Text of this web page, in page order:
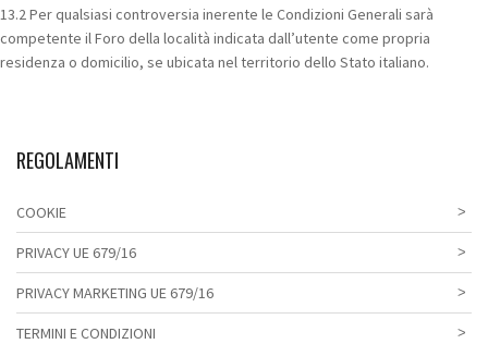
13.2 Per qualsiasi controversia inerente le Condizioni Generali sarà
competente il Foro della località indicata dall’utente come propria
residenza o domicilio, se ubicata nel territorio dello Stato italiano.
REGOLAMENTI
COOKIE
PRIVACY UE 679/16
PRIVACY MARKETING UE 679/16
TERMINI E CONDIZIONI